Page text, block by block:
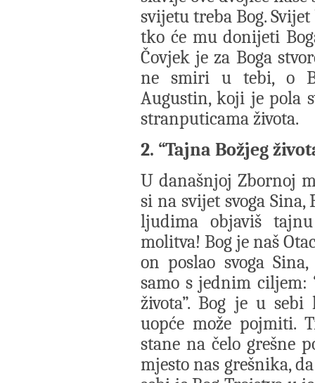
svijetu treba Bog.
tko će mu donijeti
Čovjek je za Boga
ne smiri u tebi, o
Augustin, koji je pola
stranputicama života.
2. “Tajna Božjeg
U današnjoj Zbornoj
si na svijet svoga
ljudima objaviš tajnu
molitva! Bog je naš
on poslao svoga
samo s jednim ciljem:
života”. Bog je u
uopće može pojmiti.
stane na čelo grešne
mjesto nas grešnika,